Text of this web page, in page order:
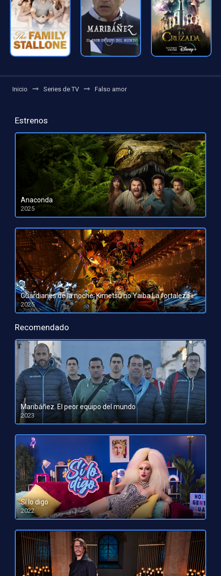
Inicio Series de TV Falso amor
Estrenos
Anaconda
2025
HD 1080pHD 720p
Guardianes de la noche: Kimetsu no Yaiba La fortaleza infinita
2025
HD 1080pHD 720p
Recomendado
Maribáñez. El peor equipo del mundo
2023
HD 1080pHD 720p
Sí lo digo
2022
HD 1080pHD 720p